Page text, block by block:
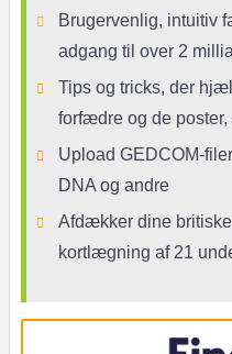
Brugervenlig, intuitiv
adgang til over 2
Tips og tricks, der
forfædre og de poster,
Upload GEDCOM-
DNA og andre
Afdækker dine
kortlægning af 21